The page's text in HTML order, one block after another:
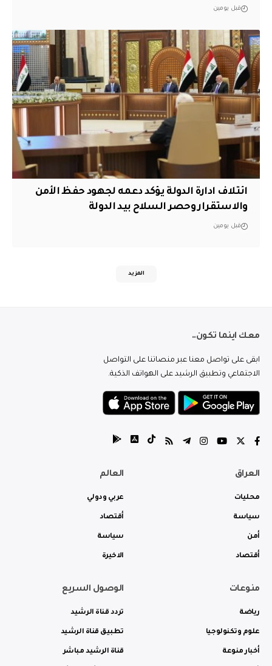
قبل يومين
ائتلاف ادارة الدولة يؤكد دعمه لجهود حفظ الأمن
والاستقرار وحصر السلاح بيد الدولة
قبل يومين
المزيد
معك اينما تكون..
ابقى على تواصل معنا عبر منصاتنا على التواصل
الاجتماعي وتطبيق الرشيد على الهواتف الذكية.
العراق
محليات
سياسة
أمن
أقتصاد
العالم
عربي ودولي
أقتصاد
سياسة
الاخيرة
منوعات
رياضة
علوم وتكنولوجيا
أخبار منوعة
الوصول السريع
تردد قناة الرشيد
تطبيق قناة الرشيد
قناة الرشيد مباشر